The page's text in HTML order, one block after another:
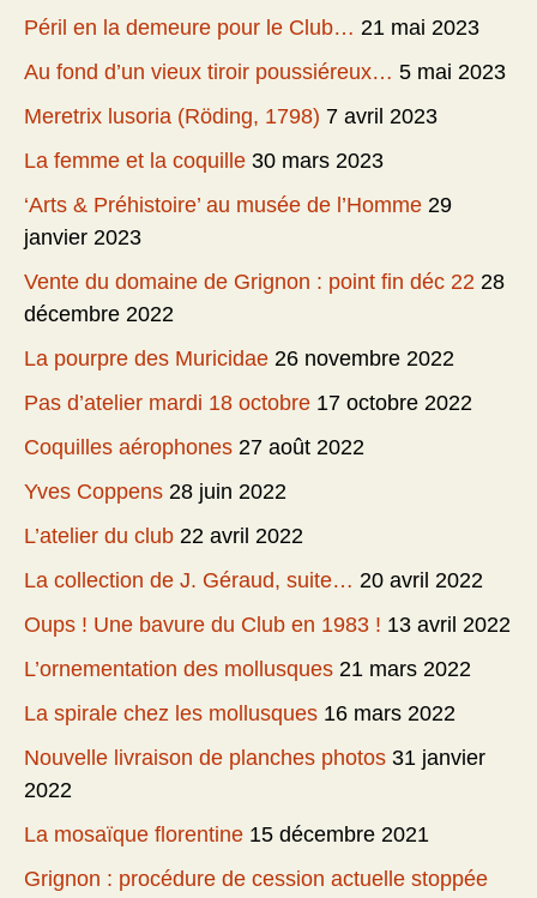
Péril en la demeure pour le Club… 21 mai 2023
Au fond d’un vieux tiroir poussiéreux… 5 mai 2023
Meretrix lusoria (Röding, 1798) 7 avril 2023
La femme et la coquille 30 mars 2023
‘Arts & Préhistoire’ au musée de l’Homme 29
janvier 2023
Vente du domaine de Grignon : point fin déc 22 28
décembre 2022
La pourpre des Muricidae 26 novembre 2022
Pas d’atelier mardi 18 octobre 17 octobre 2022
Coquilles aérophones 27 août 2022
Yves Coppens 28 juin 2022
L’atelier du club 22 avril 2022
La collection de J. Géraud, suite… 20 avril 2022
Oups ! Une bavure du Club en 1983 ! 13 avril 2022
L’ornementation des mollusques 21 mars 2022
La spirale chez les mollusques 16 mars 2022
Nouvelle livraison de planches photos 31 janvier
2022
La mosaïque florentine 15 décembre 2021
Grignon : procédure de cession actuelle stoppée